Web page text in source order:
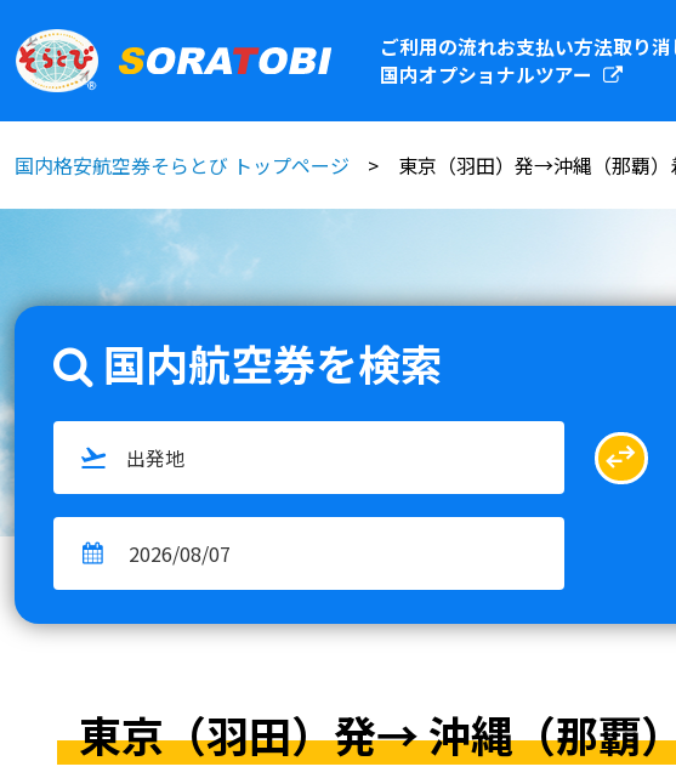
ご利用の流れお支払い方法取り
国内オプショナルツアー
国内格安航空券そらとび トップページ 東京（羽田）発→沖縄（那覇
国内航空券を検索
swap_horiz
東京（羽田）発→沖縄（那覇